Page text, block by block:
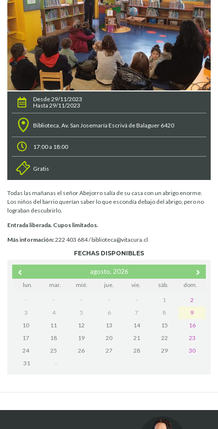
Desde 29/11/2023
Hasta 29/11/2023
Biblioteca, Av. San Josemaría Escrivá de Balaguer 6420
17:00 a 18:00
Gratis
Todas las mañanas el señor Abejorro salía de su casa con un abrigo enorme.
Los niños del barrio querían saber lo que escondía debajo del abrigo, pero no
lograban descubrirlo.
Entrada liberada. Cupos limitados.
Más información:222 403 684 / biblioteca@vitacura.cl
FECHAS DISPONIBLES
agosto, 2026
lun. mar. mié. jue. vie. sáb. dom.
- - - - - 1
2
3
4 5 6 7 8
9
10
11 12 13 14 15
16
17
18 19 20 21 22
23
24
25 26 27 28 29
30
31
-